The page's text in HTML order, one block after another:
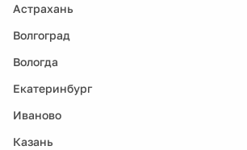
Астрахань
Волгоград
Вологда
Екатеринбург
Иваново
Казань